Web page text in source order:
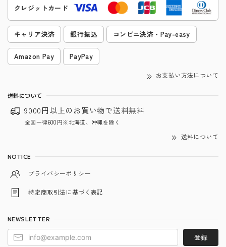
クレジットカード
キャリア決済 銀行振込 コンビニ決済・Pay-easy
Amazon Pay PayPay
お支払い方法について
送料について
9000円以上のお買い物で送料無料
全国一律600円※北海道、沖縄を除く
送料について
NOTICE
プライバシーポリシー
特定商取引法に基づく表記
NEWSLETTER
登録